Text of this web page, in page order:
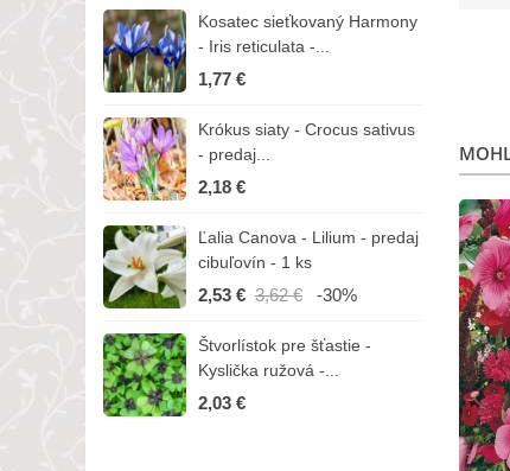
Kosatec sieťkovaný Harmony
- Iris reticulata -...
1,77 €
Krókus siaty - Crocus sativus
- predaj...
2,18 €
Ľalia Canova - Lilium - predaj
cibuľovín - 1 ks
2,53 € 3,62 € -30%
Štvorlístok pre šťastie -
Kyslička ružová -...
2,03 €